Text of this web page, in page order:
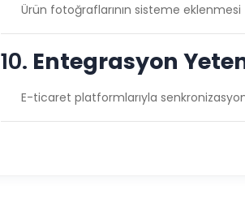
Ürün fotoğraflarının sisteme eklenmesi
10. Entegrasyon
E-ticaret platformlarıyla